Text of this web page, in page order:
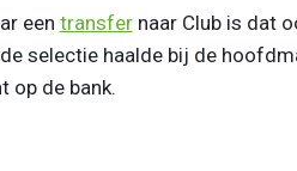
een transfernaar Club is dat
selectie haalde bij de
op de bank.